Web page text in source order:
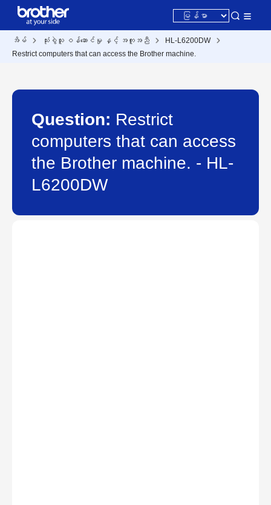
အိမ် သုံးစွဲသူ ဝန်ဆောင်မှု နှင့် အကူအညီ
HL-L6200DW
Restrict computers that can access the Brother machine.
Question: Restrict
computers that can access
the Brother machine. - HL-
L6200DW